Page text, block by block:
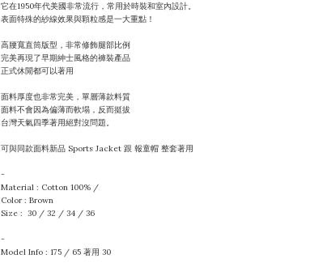
它在1950年代美國非常流行，常用於時裝和室內設計。
表面特殊的紗線效果與顆粒感是一大重點！
高腰寬直筒版型，非常修飾腿部比例
完美再現了早期紳士風格的褲裝產品
正式休閒都可以著用
面料厚度也非常完美，單層薄款料質
面料不會因為偏薄而軟塌，反而挺拔
台灣天氣四季著用絕對沒問題。
可與同款面料新品 Sports Jacket 跟 報童帽 整套著用
-
Material : Cotton 100% /
Color : Brown
Size : 30 / 32 / 34 / 36
-
Model Info : 175 / 65 著用 30